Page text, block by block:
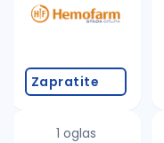
proverite
povećajte
promenite
Zapratite
1 oglas